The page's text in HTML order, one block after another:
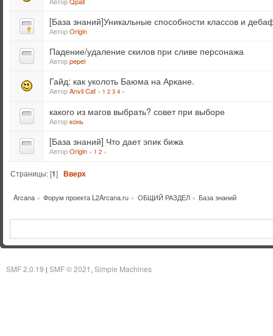
[База знаний]Уникальные способности классов и
АвторOrigin
Падение/удаление скилов при сливе персонажа
Авторpepel
Гайд: как уколоть Баюма на Аркане.
АвторAnvil Cat « 1 2 3 4 »
какого из магов выбрать? совет при выборе
Авторконь
[База знаний] Что дает эпик бижа
АвторOrigin « 1 2 »
Страницы: [1]Вверх
Arcana» Форум проекта L2Arcana.ru » ОБЩИЙ РАЗДЕЛ» База знаний
SMF 2.0.19 | SMF © 2021 Simple Machines